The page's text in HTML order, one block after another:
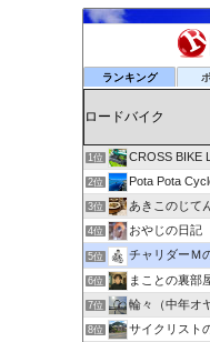
ランキング
1位 CROSS BIKE
2位 Pota Pota
3位 あきこのじて
4位 おやじの日記
5位 チャリダーＭ
6位 まことの裏部
7位 輪々（中年オ
8位 サイクリスト